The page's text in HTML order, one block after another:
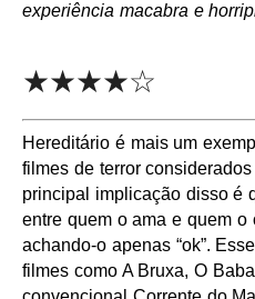
experiência macabra e
★★★★☆
Hereditário é mais um
filmes de terror considerados
principal implicação disso é
entre quem o ama e quem o
achando-o apenas “ok”.
filmes como A Bruxa, O